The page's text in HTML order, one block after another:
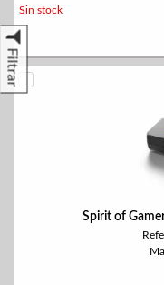
Filtrar
Sin stock
Spirit of